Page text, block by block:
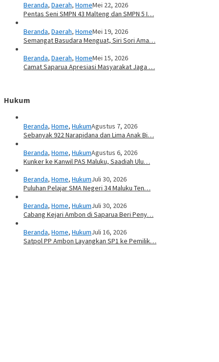
Beranda, Daerah, HomeMei 22, 2026
Pentas Seni SMPN 43 Malteng dan SMPN 5 I…
Beranda, Daerah, HomeMei 19, 2026
Semangat Basudara Menguat, Siri Sori Ama…
Beranda, Daerah, HomeMei 15, 2026
Camat Saparua Apresiasi Masyarakat Jaga …
Hukum
Beranda, Home, HukumAgustus 7, 2026
Sebanyak 922 Narapidana dan Lima Anak Bi…
Beranda, Home, HukumAgustus 6, 2026
Kunker ke Kanwil PAS Maluku, Saadiah Ulu…
Beranda, Home, HukumJuli 30, 2026
Puluhan Pelajar SMA Negeri 34 Maluku Ten…
Beranda, Home, HukumJuli 30, 2026
Cabang Kejari Ambon di Saparua Beri Peny…
Beranda, Home, HukumJuli 16, 2026
Satpol PP Ambon Layangkan SP1 ke Pemilik…